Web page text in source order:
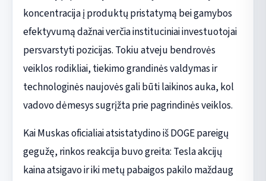
koncentracija į produktų pristatymą bei gamybos
efektyvumą dažnai verčia instituciniai investuotojai
persvarstyti pozicijas. Tokiu atveju bendrovės
veiklos rodikliai, tiekimo grandinės valdymas ir
technologinės naujovės gali būti laikinos auka, kol
vadovo dėmesys sugrįžta prie pagrindinės veiklos.
Kai Muskas oficialiai atsistatydino iš DOGE pareigų
gegužę, rinkos reakcija buvo greita: Tesla akcijų
kaina atsigavo ir iki metų pabaigos pakilo maždaug